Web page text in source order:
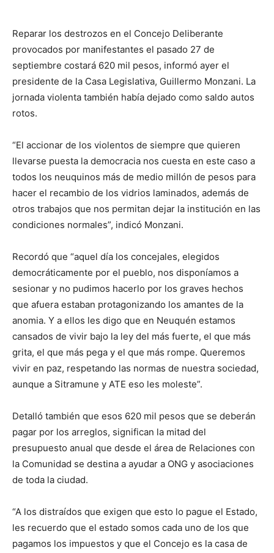
Reparar los destrozos en el Concejo Deliberante
provocados por manifestantes el pasado 27 de
septiembre costará 620 mil pesos, informó ayer el
presidente de la Casa Legislativa, Guillermo Monzani. La
jornada violenta también había dejado como saldo autos
rotos.
“El accionar de los violentos de siempre que quieren
llevarse puesta la democracia nos cuesta en este caso a
todos los neuquinos más de medio millón de pesos para
hacer el recambio de los vidrios laminados, además de
otros trabajos que nos permitan dejar la institución en las
condiciones normales”, indicó Monzani.
Recordó que “aquel día los concejales, elegidos
democráticamente por el pueblo, nos disponíamos a
sesionar y no pudimos hacerlo por los graves hechos
que afuera estaban protagonizando los amantes de la
anomia. Y a ellos les digo que en Neuquén estamos
cansados de vivir bajo la ley del más fuerte, el que más
grita, el que más pega y el que más rompe. Queremos
vivir en paz, respetando las normas de nuestra sociedad,
aunque a Sitramune y ATE eso les moleste”.
Detalló también que esos 620 mil pesos que se deberán
pagar por los arreglos, significan la mitad del
presupuesto anual que desde el área de Relaciones con
la Comunidad se destina a ayudar a ONG y asociaciones
de toda la ciudad.
“A los distraídos que exigen que esto lo pague el Estado,
les recuerdo que el estado somos cada uno de los que
pagamos los impuestos y que el Concejo es la casa de